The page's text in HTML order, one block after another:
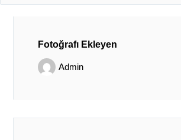
Fotoğrafı Ekleyen
Admin